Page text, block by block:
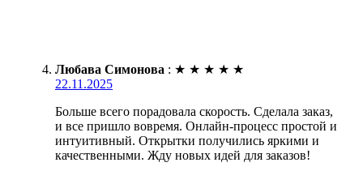
Любава Симонова : ★ ★ ★ ★ ★
22.11.2025
Больше всего порадовала скорость. Сделала заказ,
и все пришло вовремя. Онлайн-процесс простой и
интуитивный. Открытки получились яркими и
качественными. Жду новых идей для заказов!